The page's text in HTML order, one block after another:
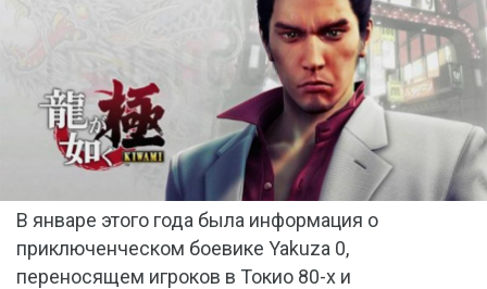
В январе этого года была информация о
приключенческом боевике Yakuza 0,
переносящем игроков в Токио 80-х и